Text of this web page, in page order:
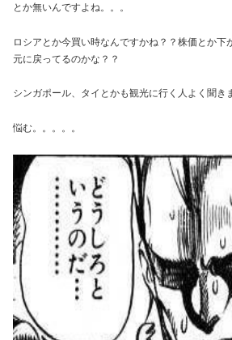
とか無いんですよね。。。
ロシアとか今買い時なんですかね？？株価とか下
元に戻ってるのかな？？
シンガポール、タイとかも観光に行く人よく聞き
悩む。。。。。